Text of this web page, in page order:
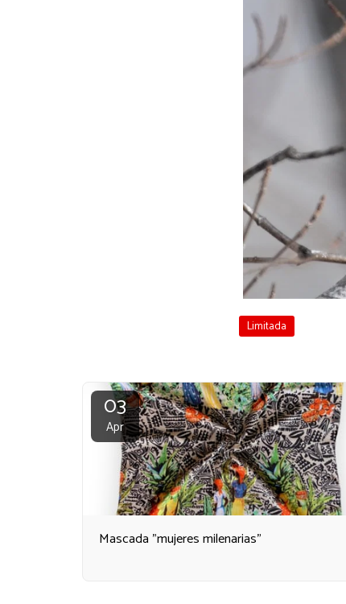
Limitada
03
Apr
Mascada "mujeres milenarias"